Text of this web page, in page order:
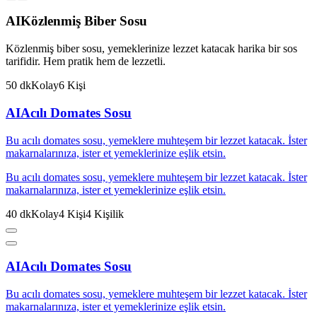
AIKözlenmiş Biber Sosu
Közlenmiş biber sosu, yemeklerinize lezzet katacak harika bir sos
tarifidir. Hem pratik hem de lezzetli.
50 dkKolay6 Kişi
AIAcılı Domates Sosu
Bu acılı domates sosu, yemeklere muhteşem bir lezzet katacak. İster
makarnalarınıza, ister et yemeklerinize eşlik etsin.
Bu acılı domates sosu, yemeklere muhteşem bir lezzet katacak. İster
makarnalarınıza, ister et yemeklerinize eşlik etsin.
40 dkKolay4 Kişi4 Kişilik
AIAcılı Domates Sosu
Bu acılı domates sosu, yemeklere muhteşem bir lezzet katacak. İster
makarnalarınıza, ister et yemeklerinize eşlik etsin.